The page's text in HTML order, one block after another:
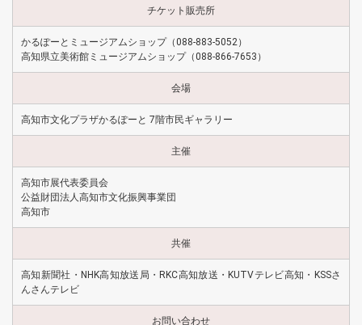
チケット販売所
かるぽーとミュージアムショップ（088-883-5052）
高知県立美術館ミュージアムショップ（088-866-7653）
会場
高知市文化プラザかるぽーと 7階市民ギャラリー
主催
高知市展代表委員会
公益財団法人高知市文化振興事業団
高知市
共催
高知新聞社・NHK高知放送局・RKC高知放送・KUTVテレビ高知・KSSさ
んさんテレビ
お問い合わせ